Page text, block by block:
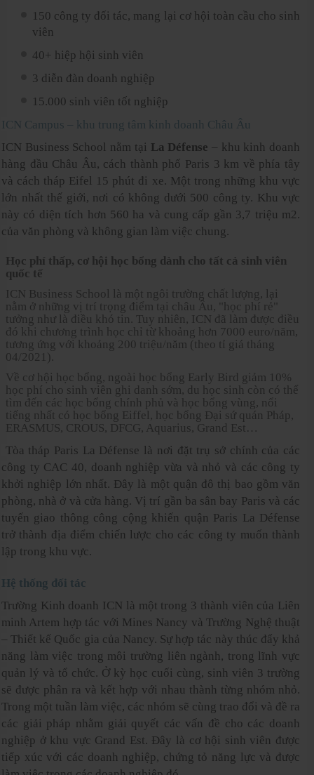
150 công ty đối tác, mang lại cơ hội toàn cầu cho sinh
viên
40+ hiệp hội sinh viên
3 diễn đàn doanh nghiệp
15.000 sinh viên tốt nghiệp
ICN Campus – khu trung tâm kinh doanh Châu Âu
ICN Business School nằm tại La Défense – khu kinh doanh
hàng đầu Châu Âu, cách thành phố Paris 3 km về phía tây
và cách tháp Eifel 15 phút đi xe. Một trong những khu vực
lớn nhất thế giới, nơi có không dưới 500 công ty. Khu vực
này có diện tích hơn 560 ha và cung cấp gần 3,7 triệu m2.
của văn phòng và không gian làm việc chung.
Học phí thấp, cơ hội học bổng dành cho tất cả sinh viên
quốc tế
ICN Business School là một ngôi trường chất lượng, lại
nằm ở những vị trí trọng điểm tại châu Âu, "học phí rẻ"
tưởng như là điều khó tin. Tuy nhiên, ICN đã làm được điều
đó khi chương trình học chỉ từ khoảng hơn 7000 euro/năm,
tương ứng với khoảng 200 triệu/năm (theo tỉ giá tháng
04/2021).
Về cơ hội học bổng, ngoài học bổng Early Bird giảm 10%
học phí cho sinh viên ghi danh sớm, du học sinh còn có thể
tìm đến các học bổng chính phủ và học bổng vùng, nổi
tiếng nhất có học bổng Eiffel, học bổng Đại sứ quán Pháp,
ERASMUS, CROUS, DFCG, Aquarius, Grand Est…
Tòa tháp Paris La Défense là nơi đặt trụ sở chính của các
công ty CAC 40, doanh nghiệp vừa và nhỏ và các công ty
khởi nghiệp lớn nhất. Đây là một quận đô thị bao gồm văn
phòng, nhà ở và cửa hàng. Vị trí gần ba sân bay Paris và các
tuyến giao thông công cộng khiến quận Paris La Défense
trở thành địa điểm chiến lược cho các công ty muốn thành
lập trong khu vực.
Hệ thống đối tác
Trường Kinh doanh ICN là một trong 3 thành viên của Liên
minh Artem hợp tác với Mines Nancy và Trường Nghệ thuật
– Thiết kế Quốc gia của Nancy. Sự hợp tác này thúc đẩy khả
năng làm việc trong môi trường liên ngành, trong lĩnh vực
quản lý và tổ chức. Ở kỳ học cuối cùng, sinh viên 3 trường
sẽ được phân ra và kết hợp với nhau thành từng nhóm nhỏ.
Trong một tuần làm việc, các nhóm sẽ cùng trao đổi và đề ra
các giải pháp nhằm giải quyết các vấn đề cho các doanh
nghiệp ở khu vực Grand Est. Đây là cơ hội sinh viên được
tiếp xúc với các doanh nghiệp, chứng tỏ năng lực và được